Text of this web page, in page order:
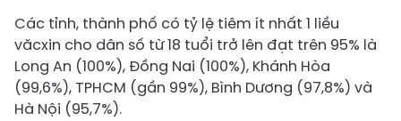
Các tỉnh, thành phố có tỷ lệ tiêm ít nhất 1 liều
văcxin cho dân số từ 18 tuổi trở lên đạt trên 95% là
Long An (100%), Đồng Nai (100%), Khánh Hòa
(99,6%), TPHCM (gần 99%), Bình Dương (97,8%) và
Hà Nội (95,7%).